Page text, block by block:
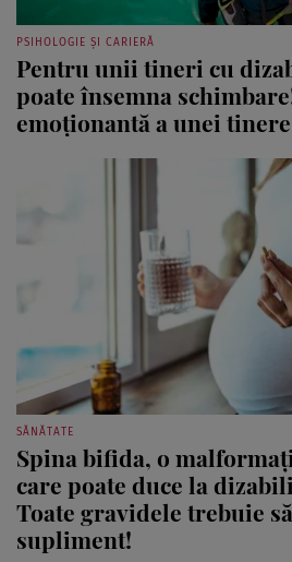
PSIHOLOGIE ȘI CARIERĂ
Pentru unii tineri cu
poate însemna
emoționantă a unei
SĂNĂTATE
Spina bifida, o
care poate duce la
Toate gravidele trebuie
supliment!